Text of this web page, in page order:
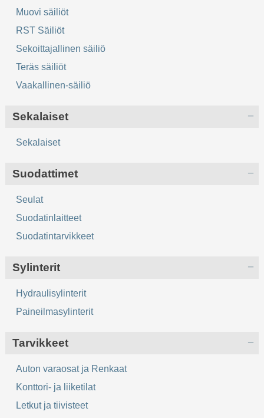
Muovi säiliöt
RST Säiliöt
Sekoittajallinen säiliö
Teräs säiliöt
Vaakallinen-säiliö
Sekalaiset
Sekalaiset
Suodattimet
Seulat
Suodatinlaitteet
Suodatintarvikkeet
Sylinterit
Hydraulisylinterit
Paineilmasylinterit
Tarvikkeet
Auton varaosat ja Renkaat
Konttori- ja liiketilat
Letkut ja tiivisteet